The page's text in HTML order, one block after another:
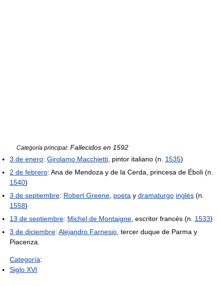
Categoría principal: Fallecidos en 1592
3 de enero: Girolamo Macchietti , pintor italiano (n. 1535)
2 de febrero: Ana de Mendoza y de la Cerda, princesa de Éboli (n.
1540)
3 de septiembre: Robert Greene poeta y dramaturgo inglés (n.
1558)
13 de septiembre: Michel de Montaigne , escritor francés (n. 1533)
3 de diciembre: Alejandro Farnesio , tercer duque de Parma y
Piacenza.
Categoría:
Siglo XVI